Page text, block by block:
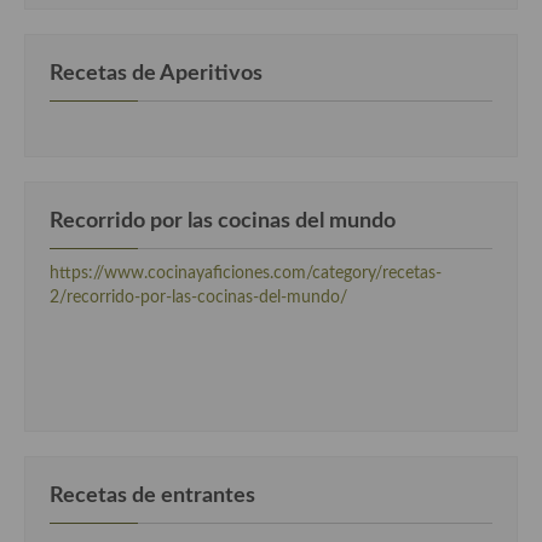
Cocina de la Republica Checa
Cocina Eslovena
Cocina Francesa
Recetas de Aperitivos
Recorrido por las cocinas del mundo
https://www.cocinayaficiones.com/category/recetas-
2/recorrido-por-las-cocinas-del-mundo/
Recetas de entrantes